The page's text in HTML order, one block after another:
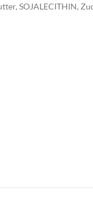
SOJALECITHIN,